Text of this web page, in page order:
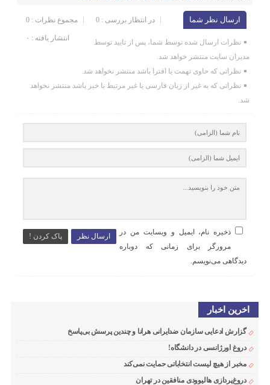
ارسال نظر شما مجموع نظرات : 0 در انتظار بررسی : 0
انتشار یافته : ۰
نظرات ارسال شده توسط شما، پس از تایید توسط
مدیران سایت منتشر خواهد شد.
نظراتی که حاوی تهمت یا افترا باشد منتشر نخواهد شد.
نظراتی که به غیر از زبان فارسی یا غیر مرتبط با خبر باشد منتشر نخواهد
شد.
ارسال نظر پاک کردن !
ذخیره نام، ایمیل و وبسایت من در
مرورگر برای زمانی که دوباره
دیدگاهی می‌نویسم.
اخرین اخبار
گزارش ادعایی سازمان ضدایرانی هرانا و چندین پرسش بی‌پاسخ
دروغ اورژانسی در دانشگاه!
مخبر از هیچ لیست انتخاباتی حمایت نمی‌کند
دروغ‌پردازی هالیوودی منافقین در تهران